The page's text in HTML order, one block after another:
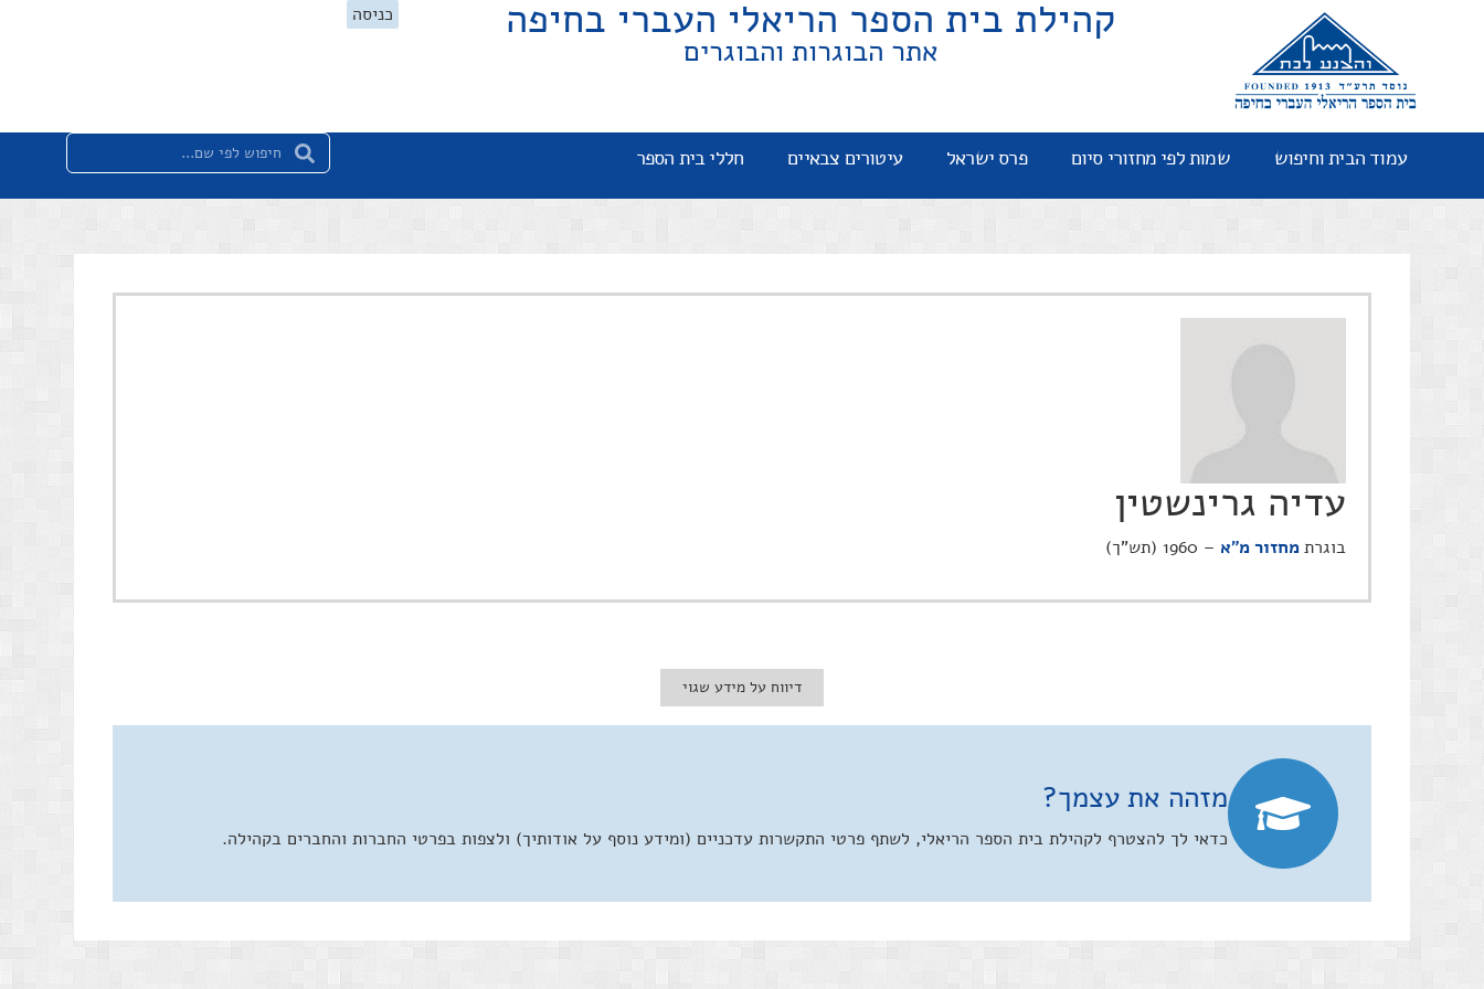
קהילת בית הספר הריאלי העברי בחיפה
אתר הבוגרות והבוגרים
כניסה
עמוד הבית וחיפוש שמות לפי מחזורי סיום פרס ישראל עיטורים צבאיים חללי בית הספר
עדיה גרינשטין
בוגרתמחזור מ"א – 1960 (תש"ך)
דיווח על מידע שגוי
מזהה את עצמך?
כדאי לך להצטרף לקהילת בית הספר הריאלי, לשתף פרטי התקשרות עדכניים (ומידע נוסף על אודותיך) ולצפות בפרטי החברות והחברים בקהילה.